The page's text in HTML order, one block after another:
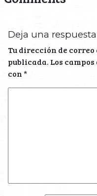
Deja una respuesta
Tu dirección de
publicada. Los
con*